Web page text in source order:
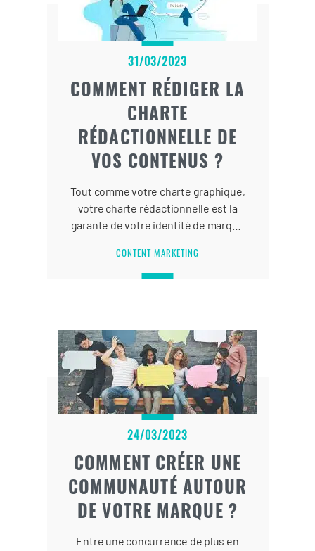
31/03/2023
COMMENT RÉDIGER LA
CHARTE
RÉDACTIONNELLE DE
VOS CONTENUS ?
Tout comme votre charte graphique,
votre charte rédactionnelle est la
garante de votre identité de marque
puisque c’est elle qui définit les
contours de votre stratégie de
contenu.
CONTENT MARKETING
24/03/2023
COMMENT CRÉER UNE
COMMUNAUTÉ AUTOUR
DE VOTRE MARQUE ?
Entre une concurrence de plus en